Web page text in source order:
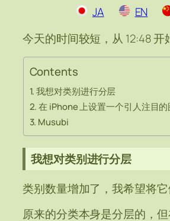
EN
JA
今天的时间较短，从 12:48 开
Contents
我想对类别进行分层
在 iPhone 上设置一个引人注目的
Musubi
我想对类别进行分层
类别数量增加了，我希望将它
原来的分类本身是分层的，